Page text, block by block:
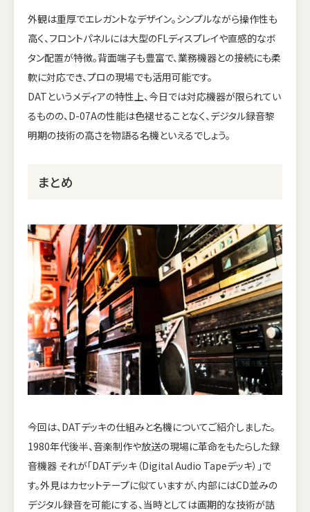
外観は重厚でエレガントなデザイン。シンプルながら操作性も
高く、フロントパネルには大型のFLディスプレイや直感的なボ
タン配置が特徴。背面端子も豊富で、業務機器との接続にも柔
軟に対応でき、プロの現場でも活用可能です。
DATというメディアの特性上、今日では対応機器が限られてい
るものの、D-07Aの性能は色褪せることなく、デジタル録音黎
明期の技術の高さを物語る名機といえるでしょう。
まとめ
今回は、DATデッキの仕組みと名機についてご紹介しました。
1980年代後半、音楽制作や放送の現場に革命をもたらした録
音機器 それが「DATデッキ（Digital Audio Tapeデッキ）」で
す。外見はカセットテープに似ていますが、内部にはCD並みの
デジタル録音を可能にする、当時としては画期的な技術が詰